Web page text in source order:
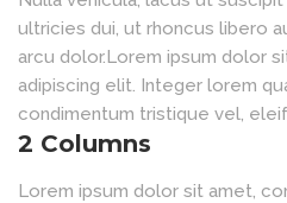
ultricies dui, ut rhoncus libero
arcu dolor.Lorem ipsum dolor
adipiscing elit. Integer lorem
condimentum tristique vel,
2 Columns
Lorem ipsum dolor sit amet,